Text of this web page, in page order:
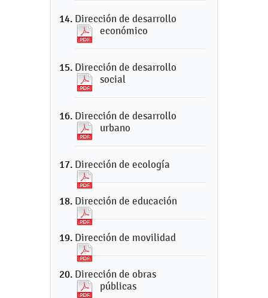
Dirección de desarrollo
económico
Dirección de desarrollo
social
Dirección de desarrollo
urbano
Dirección de ecología
Dirección de educación
Dirección de movilidad
Dirección de obras
públicas